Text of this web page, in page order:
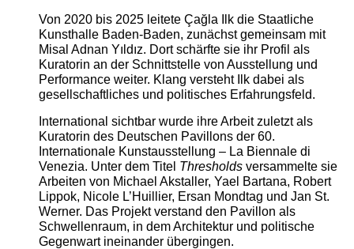
Von 2020 bis 2025 leitete Çağla Ilk die Staatliche
Kunsthalle Baden-Baden, zunächst gemeinsam mit
Misal Adnan Yıldız. Dort schärfte sie ihr Profil als
Kuratorin an der Schnittstelle von Ausstellung und
Performance weiter. Klang versteht Ilk dabei als
gesellschaftliches und politisches Erfahrungsfeld.
International sichtbar wurde ihre Arbeit zuletzt als
Kuratorin des Deutschen Pavillons der 60.
Internationale Kunstausstellung – La Biennale di
Venezia. Unter dem Titel Thresholdsversammelte sie
Arbeiten von Michael Akstaller, Yael Bartana, Robert
Lippok, Nicole L’Huillier, Ersan Mondtag und Jan St.
Werner. Das Projekt verstand den Pavillon als
Schwellenraum, in dem Architektur und politische
Gegenwart ineinander übergingen.